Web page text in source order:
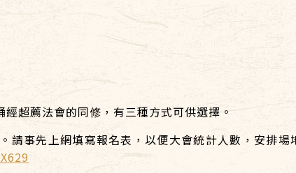
薦法會的同修，有三種方式可供選擇。
事先上網填寫報名表，以便大會統計人數，安排場